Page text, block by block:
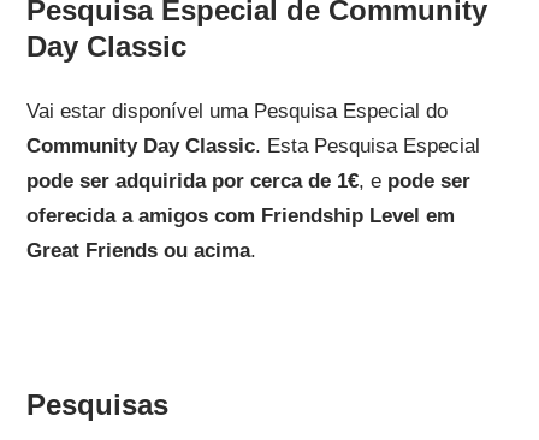
Pesquisa Especial de Community
Day Classic
Vai estar disponível uma Pesquisa Especial do
Community Day Classic. Esta Pesquisa Especial
pode ser adquirida por cerca de 1€, e pode ser
oferecida a amigos com Friendship Level em
Great Friends ou acima.
Pesquisas